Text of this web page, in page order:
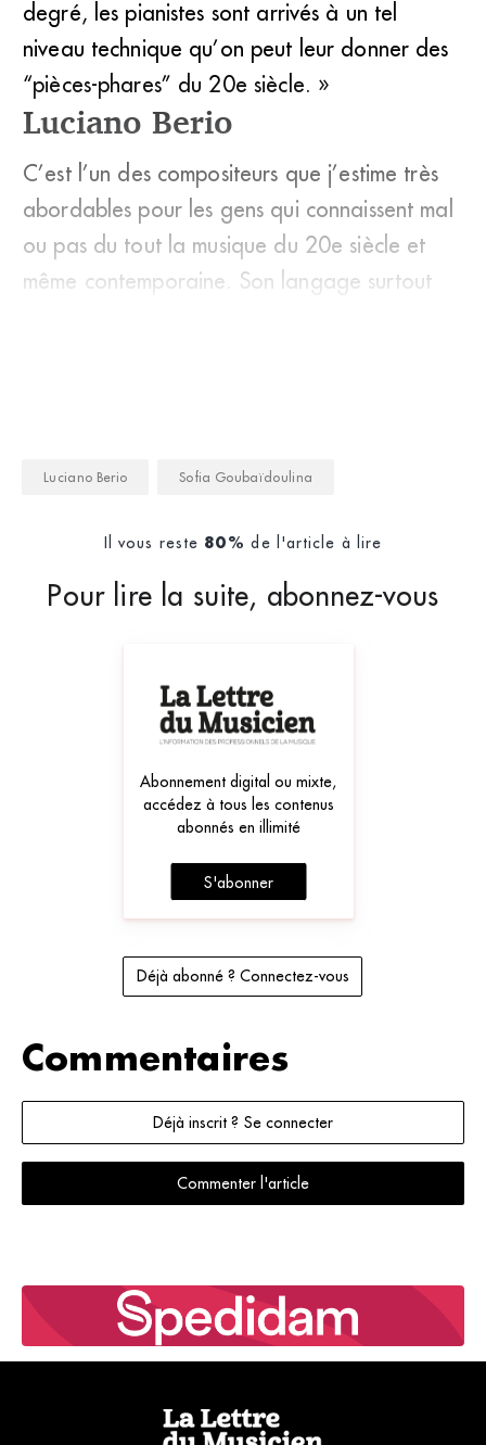
degré, les pianistes sont arrivés à un tel
niveau technique qu’on peut leur donner des
“pièces-phares” du 20e siècle. »
Luciano Berio
C’est l’un des compositeurs que j’estime très
abordables pour les gens qui connaissent mal
ou pas du tout la musique du 20e siècle et
même contemporaine. Son langage surtout
Luciano Berio Sofia Goubaïdoulina
Il vous reste 80% de l'article à lire
Pour lire la suite, abonnez-vous
Abonnement digital ou mixte,
accédez à tous les contenus
abonnés en illimité
S'abonner
Déjà abonné ? Connectez-vous
Commentaires
Déjà inscrit ? Se connecter
Commenter l'article